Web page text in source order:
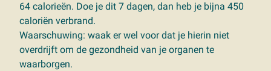
64 calorieën. Doe je dit 7 dagen, dan heb je bijna 450
caloriën verbrand.
Waarschuwing: waak er wel voor dat je hierin niet
overdrijft om de gezondheid van je organen te
waarborgen.